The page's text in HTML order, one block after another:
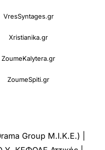
VresSyntages.gr
Xristianika.gr
ZoumeKalytera.gr
ZoumeSpiti.gr
Group Μ.Ι.Κ.Ε.) |